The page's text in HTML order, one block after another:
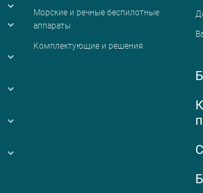
Морские и речные беспилотные
аппараты
Комплектующие и решения